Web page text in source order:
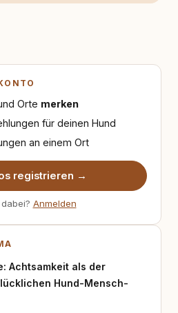
Orte merken
für deinen Hund
an einem Ort
registrieren →
Anmelden
Achtsamkeit als der
Hund-Mensch-